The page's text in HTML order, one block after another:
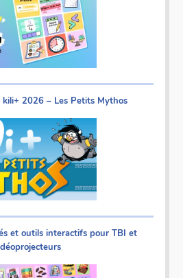
kili+ 2026 – Les Petits Mythos
et outils interactifs pour TBI et